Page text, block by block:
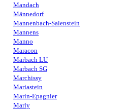
Mandach
Männedorf
Mannenbach-Salenstein
Mannens
Manno
Maracon
Marbach LU
Marbach SG
Marchissy
Mariastein
Marin-Epagnier
Marly